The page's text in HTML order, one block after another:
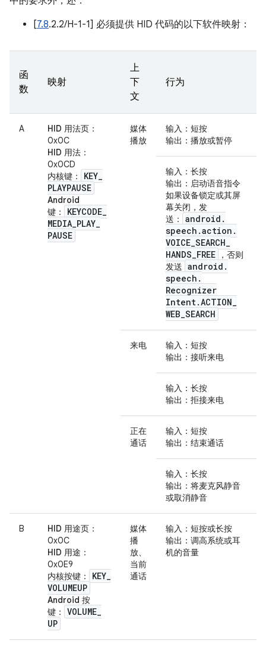
[7.8.2.2/H-1-1] 必须提供 HID 代码的以下软件映射：
函
数
映射
上
下
文
行为
A HID 用法页 ：
0x0C
HID 用法 ：
0x0CD
内核键 ： KEY_
PLAYPAUSE
Android
键 ： KEYCODE_
MEDIA_PLAY_
PAUSE
媒体
播放
输入 ：短按
输出 ：播放或暂停
输入 ：长按
输出 ：启动语音指令
如果设备锁定或其屏
幕关闭， 发
送 ： android .
speech .action .
VOICE_SEARCH_
HANDS_FREE
，否则
发送 android .
speech .
Recognizer
Intent.ACTION_
WEB_SEARCH
来电 输入 ：短按
输出 ：接听来电
输入 ：长按
输出 ：拒接来电
正在
通话
输入 ：短按
输出 ：结束通话
输入 ：长按
输出 ：将麦克风静音
或取消静音
B HID 用途页 ：
0x0C
HID 用途 ：
0x0E9
内核按键 ： KEY_
VOLUMEUP
Android 按
键 ： VOLUME_
UP
媒体
播
放、
当前
通话
输入 ：短按或长按
输出 ：调高系统或耳
机的音量